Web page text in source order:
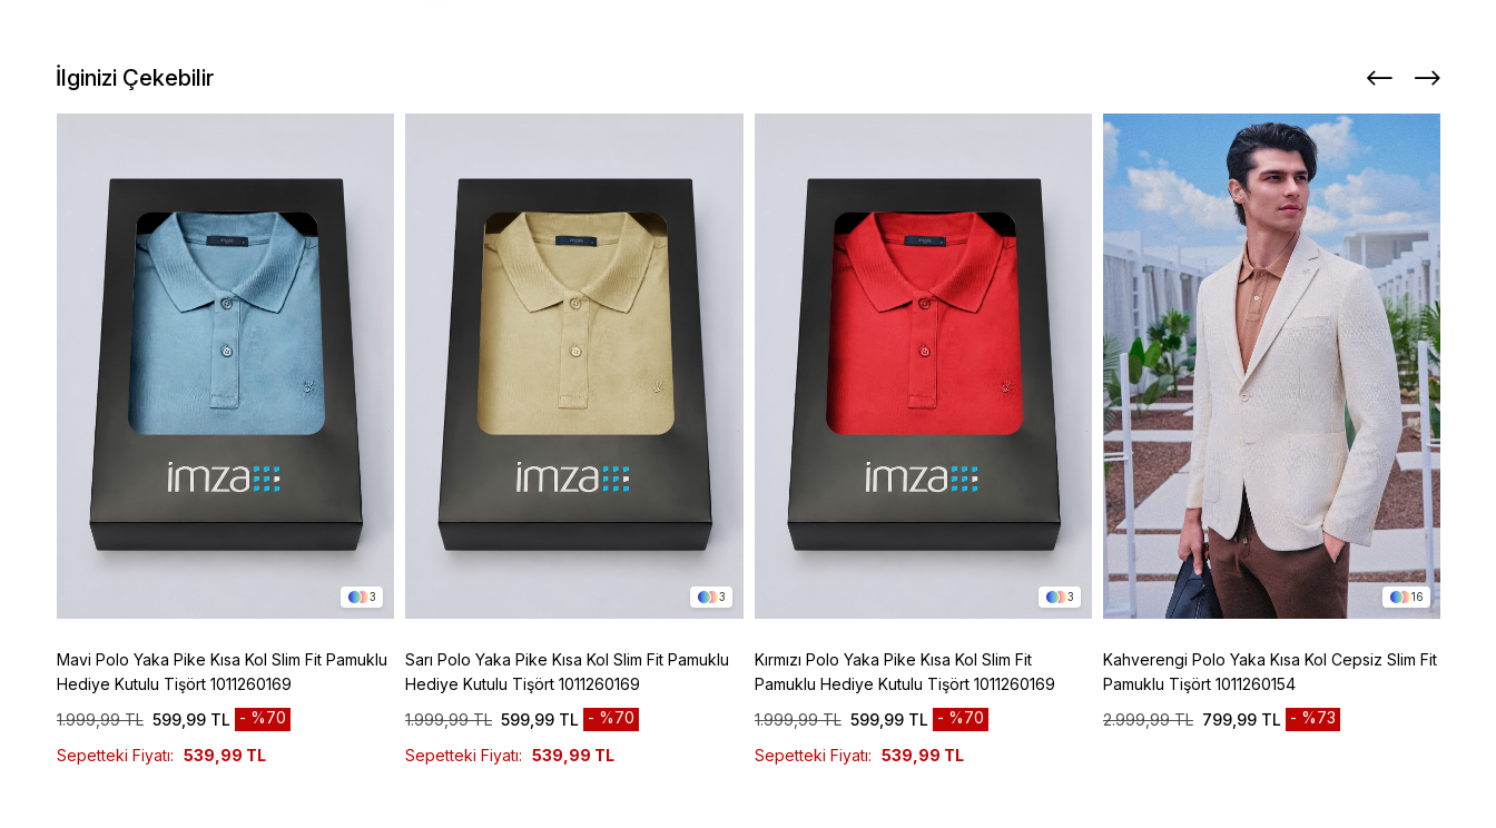
İlginizi Çekebilir
3
Mavi Polo Yaka Pike Kısa Kol Slim Fit Pamuklu
Hediye Kutulu Tişört 1011260169
1.999,99 TL 599,99 TL
%70
Sepetteki Fiyatı: 539,99 TL
3
Sarı Polo Yaka Pike Kısa Kol Slim Fit Pamuklu
Hediye Kutulu Tişört 1011260169
1.999,99 TL 599,99 TL
%70
Sepetteki Fiyatı: 539,99 TL
3
Kırmızı Polo Yaka Pike Kısa Kol Slim Fit
Pamuklu Hediye Kutulu Tişört 1011260169
1.999,99 TL 599,99 TL
%70
Sepetteki Fiyatı: 539,99 TL
16
Kahverengi Polo Yaka Kısa Kol Cepsiz Slim Fit
Pamuklu Tişört 1011260154
2.999,99 TL 799,99 TL %73